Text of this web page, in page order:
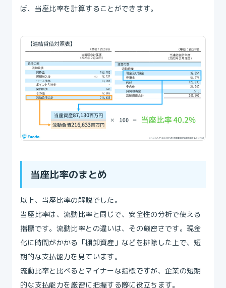
ば、当座比率を計算することができます。
当座比率のまとめ
以上、当座比率の解説でした。
当座比率は、流動比率と同じで、安全性の分析で使える
指標です。流動比率との違いは、その厳密さです。現金
化に時間がかかる「棚卸資産」などを排除した上で、短
期的な支払能力を見ています。
流動比率と比べるとマイナーな指標ですが、企業の短期
的な支払能力を厳密に把握する際に役立ちます。